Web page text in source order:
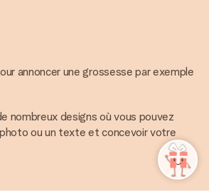
annoncer une grossesse par exemple
nombreux designs où vous pouvez
ou un texte et concevoir votre